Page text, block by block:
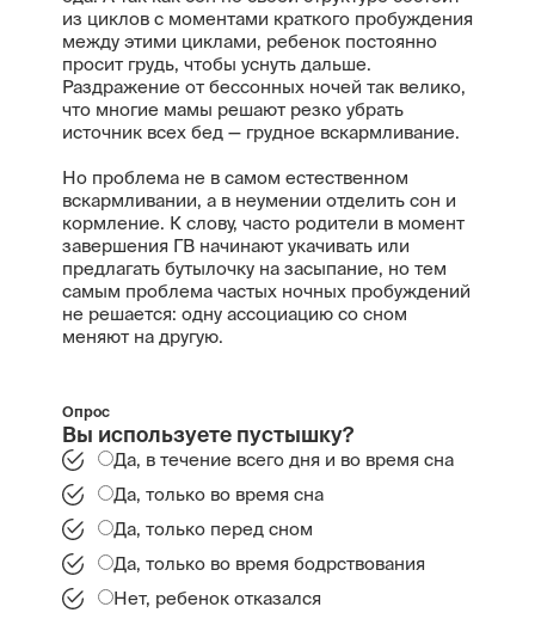
из циклов с моментами краткого пробуждения
между этими циклами, ребенок постоянно
просит грудь, чтобы уснуть дальше.
Раздражение от бессонных ночей так велико,
что многие мамы решают резко убрать
источник всех бед — грудное вскармливание.
Но проблема не в самом естественном
вскармливании, а в неумении отделить сон и
кормление. К слову, часто родители в момент
завершения ГВ начинают укачивать или
предлагать бутылочку на засыпание, но тем
самым проблема частых ночных пробуждений
не решается: одну ассоциацию со сном
меняют на другую.
Опрос
Вы используете пустышку?
Да, в течение всего дня и во время сна
Да, только во время сна
Да, только перед сном
Да, только во время бодрствования
Нет, ребенок отказался